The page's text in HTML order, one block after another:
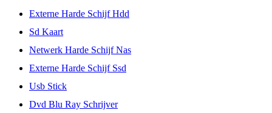
Externe Harde Schijf Hdd
Sd Kaart
Netwerk Harde Schijf Nas
Externe Harde Schijf Ssd
Usb Stick
Dvd Blu Ray Schrijver